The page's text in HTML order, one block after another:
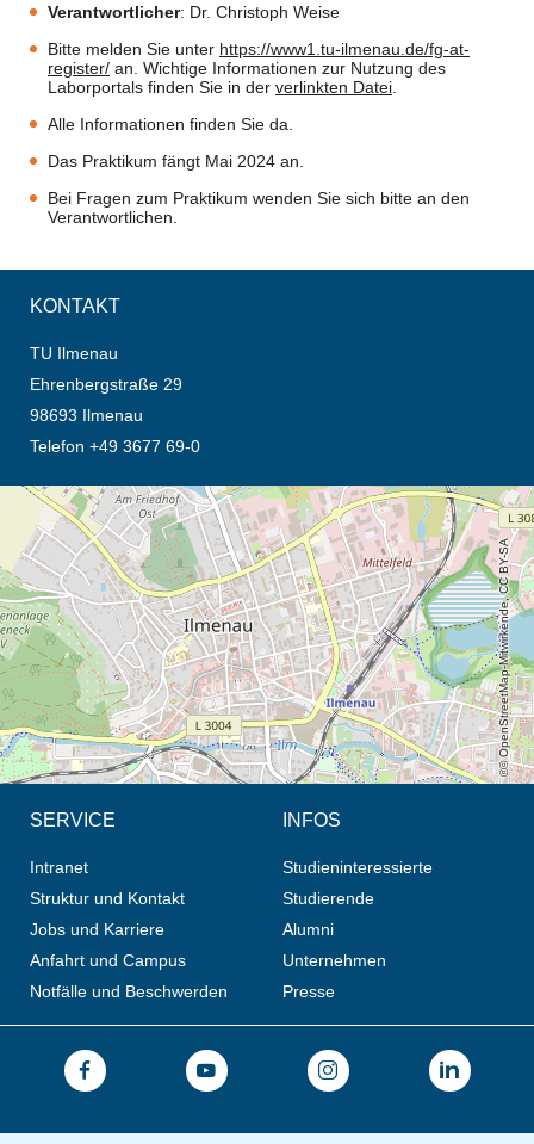
Verantwortlicher: Dr. Christoph Weise
Bitte melden Sie unter https://www1.tu-ilmenau.de/fg-at-
register/ an. Wichtige Informationen zur Nutzung des
Laborportals finden Sie in der verlinkten Datei
Alle Informationen finden Sie da.
Das Praktikum fängt Mai 2024 an.
Bei Fragen zum Praktikum wenden Sie sich bitte an den
Verantwortlichen.
KONTAKT
TU Ilmenau
Ehrenbergstraße 29
98693 Ilmenau
Telefon +49 3677 69-0
Öffnet die Anfahrtsbeschreibung in neuem Tab (Karte)
© OpenStreetMap-Mitwirkende, CC BY-SA
SERVICE
Intranet
Struktur und Kontakt
Jobs und Karriere
Anfahrt und Campus
Notfälle und Beschwerden
INFOS
Studieninteressierte
Studierende
Alumni
Unternehmen
Presse